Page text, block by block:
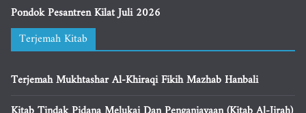
Pondok Pesantren Kilat Juli 2026
Terjemah Kitab
Terjemah Mukhtashar Al-Khiraqi Fikih Mazhab Hanbali